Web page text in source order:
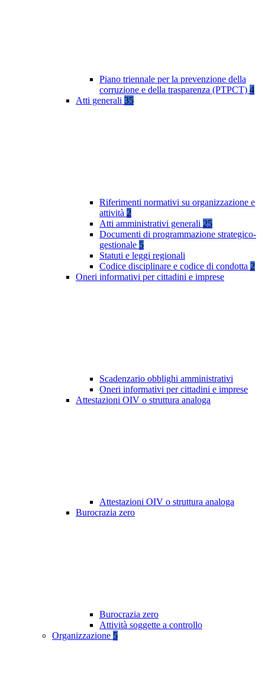
Piano triennale per la prevenzione della
corruzione e della trasparenza (PTPCT) 4
Atti generali 35
Riferimenti normativi su organizzazione e
attività 2
Atti amministrativi generali 25
Documenti di programmazione strategico-
gestionale 5
Statuti e leggi regionali
Codice disciplinare e codice di condotta 2
Oneri informativi per cittadini e imprese
Scadenzario obblighi amministrativi
Oneri informativi per cittadini e imprese
Attestazioni OIV o struttura analoga
Attestazioni OIV o struttura analoga
Burocrazia zero
Burocrazia zero
Attività soggette a controllo
Organizzazione 5